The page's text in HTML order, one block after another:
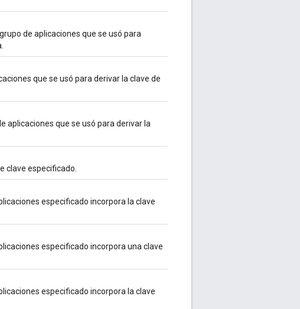
de aplicaciones que se usó para
que se usó para derivar la clave de
aplicaciones que se usó para derivar la
clave especificado.
especificado incorpora la clave
especificado incorpora una clave
especificado incorpora la clave